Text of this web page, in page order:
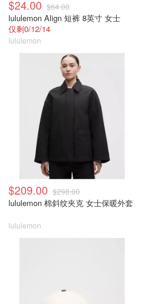
$24.00 $64.00
lululemon Align 短裤 8英寸 女士
仅剩0/12/14
lululemon
$209.00 $298.00
lululemon 棉斜纹夹克 女士保暖外套
lululemon